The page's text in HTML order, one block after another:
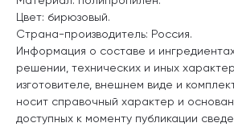
Цвет: бирюзовый.
Страна-производитель: Россия.
Информация о составе и
решении, технических и иных
изготовителе, внешнем виде и
носит справочный характер и
доступных к моменту публикации